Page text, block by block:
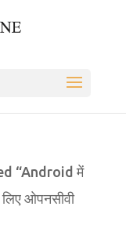
“Android में
ओपनसीवी